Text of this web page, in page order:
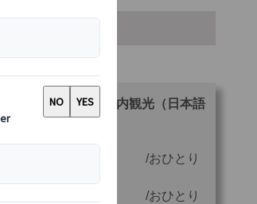
由気ままに！パリ市内観光（日本語
おひとり
おひとり